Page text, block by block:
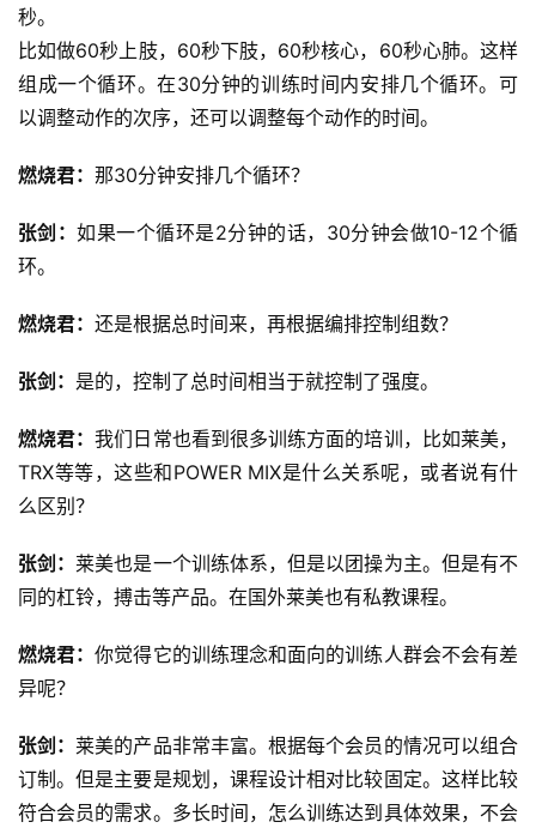
秒。
比如做60秒上肢，60秒下肢，60秒核心，60秒心肺。这样
组成一个循环。在30分钟的训练时间内安排几个循环。可
以调整动作的次序，还可以调整每个动作的时间。
燃烧君： 那30分钟安排几个循环？
张剑：如果一个循环是2分钟的话，30分钟会做10-12个循
环。
燃烧君： 还是根据总时间来，再根据编排控制组数？
张剑： 是的，控制了总时间相当于就控制了强度。
燃烧君：我们日常也看到很多训练方面的培训，比如莱美，
TRX等等，这些和POWER MIX是什么关系呢，或者说有什
么区别？
张剑：莱美也是一个训练体系，但是以团操为主。但是有不
同的杠铃，搏击等产品。在国外莱美也有私教课程。
燃烧君：你觉得它的训练理念和面向的训练人群会不会有差
异呢？
张剑：莱美的产品非常丰富。根据每个会员的情况可以组合
订制。但是主要是规划，课程设计相对比较固定。这样比较
符合会员的需求。多长时间，怎么训练达到具体效果，不会